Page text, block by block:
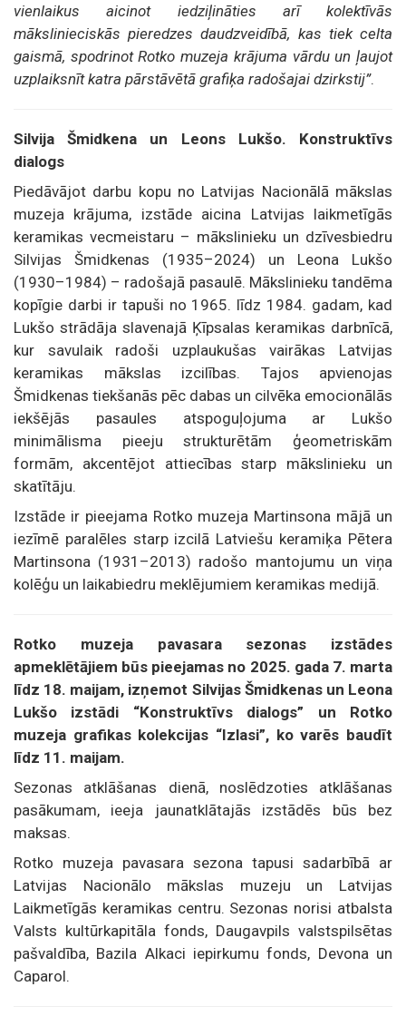
vienlaikus aicinot iedziļināties arī kolektīvās
mākslinieciskās pieredzes daudzveidībā, kas tiek celta
gaismā, spodrinot Rotko muzeja krājuma vārdu un ļaujot
uzplaiksnīt katra pārstāvētā grafiķa radošajai dzirkstij”.
Silvija Šmidkena un Leons Lukšo. Konstruktīvs
dialogs
Piedāvājot darbu kopu no Latvijas Nacionālā mākslas
muzeja krājuma, izstāde aicina Latvijas laikmetīgās
keramikas vecmeistaru – mākslinieku un dzīvesbiedru
Silvijas Šmidkenas (1935–2024) un Leona Lukšo
(1930–1984) – radošajā pasaulē. Mākslinieku tandēma
kopīgie darbi ir tapuši no 1965. līdz 1984. gadam, kad
Lukšo strādāja slavenajā Ķīpsalas keramikas darbnīcā,
kur savulaik radoši uzplaukušas vairākas Latvijas
keramikas mākslas izcilības. Tajos apvienojas
Šmidkenas tiekšanās pēc dabas un cilvēka emocionālās
iekšējās pasaules atspoguļojuma ar Lukšo
minimālisma pieeju strukturētām ģeometriskām
formām, akcentējot attiecības starp mākslinieku un
skatītāju.
Izstāde ir pieejama Rotko muzeja Martinsona mājā un
iezīmē paralēles starp izcilā Latviešu keramiķa Pētera
Martinsona (1931–2013) radošo mantojumu un viņa
kolēģu un laikabiedru meklējumiem keramikas medijā.
Rotko muzeja pavasara sezonas izstādes
apmeklētājiem būs pieejamas no 2025. gada 7. marta
līdz 18. maijam, izņemot Silvijas Šmidkenas un Leona
Lukšo izstādi “Konstruktīvs dialogs” un Rotko
muzeja grafikas kolekcijas “Izlasi”, ko varēs baudīt
līdz 11. maijam.
Sezonas atklāšanas dienā, noslēdzoties atklāšanas
pasākumam, ieeja jaunatklātajās izstādēs būs bez
maksas.
Rotko muzeja pavasara sezona tapusi sadarbībā ar
Latvijas Nacionālo mākslas muzeju un Latvijas
Laikmetīgās keramikas centru. Sezonas norisi atbalsta
Valsts kultūrkapitāla fonds, Daugavpils valstspilsētas
pašvaldība, Bazila Alkaci iepirkumu fonds, Devona un
Caparol.